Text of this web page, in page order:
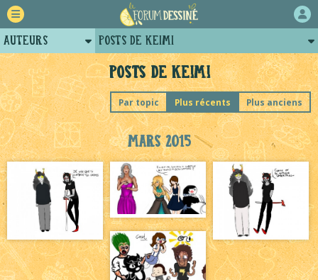
Posts de Keimi
Plus anciens
Plus récents
Par topic
Mars 2015
Auteurs
Retour
Forum
Projets
Tutoriels
Posts de Keimi
Profil de keimi
Projets collectifs de keimi